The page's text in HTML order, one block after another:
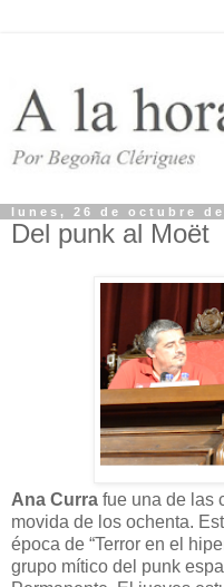
lunes, 26 de octubre de
Del punk al Moët
Ana Curra fue una de las
movida de los ochenta.
época de “Terror en el
grupo mítico del punk